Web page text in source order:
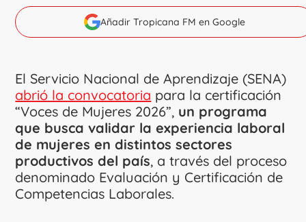
Añadir Tropicana FM en Google
El Servicio Nacional de Aprendizaje (SENA)
abrió la convocatoria para la certificación
“Voces de Mujeres 2026”, un programa
que busca validar la experiencia laboral
de mujeres en distintos sectores
productivos del país, a través del proceso
denominado Evaluación y Certificación de
Competencias Laborales.